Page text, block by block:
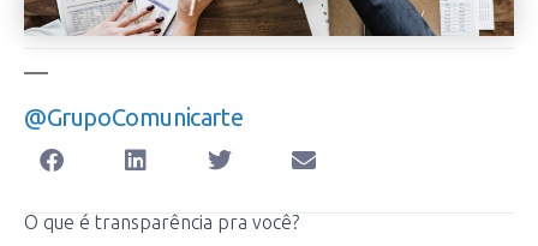
@grupoComunicarte
O que é transparência pra você?